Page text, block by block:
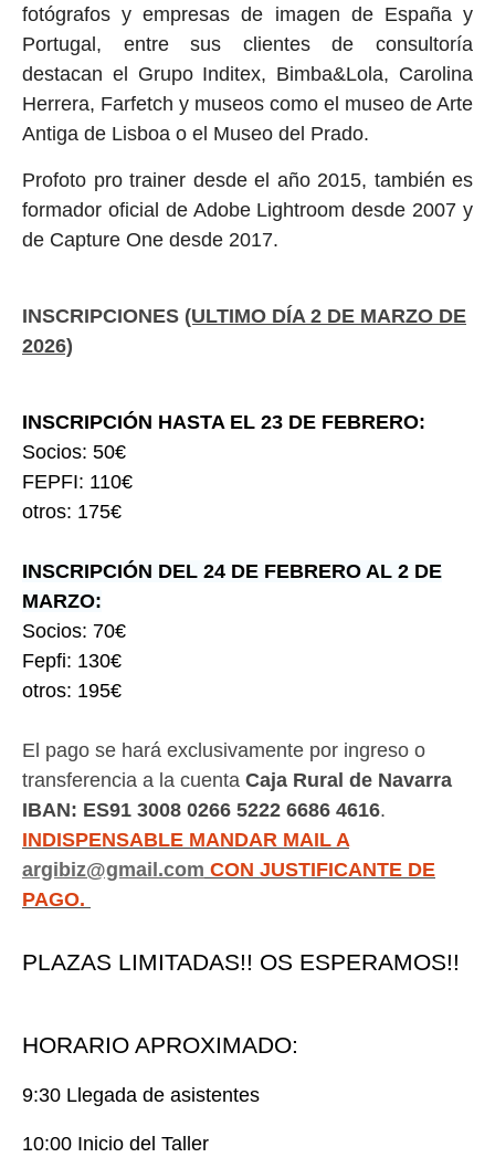
fotógrafos y empresas de imagen de España y
Portugal, entre sus clientes de consultoría
destacan el Grupo Inditex, Bimba&Lola, Carolina
Herrera, Farfetch y museos como el museo de Arte
Antiga de Lisboa o el Museo del Prado.
Profoto pro trainer desde el año 2015, también es
formador oficial de Adobe Lightroom desde 2007 y
de Capture One desde 2017.
INSCRIPCIONES (ULTIMO DÍA 2 DE MARZO DE
2026)
INSCRIPCIÓN HASTA EL 23 DE FEBRERO:
Socios: 50€
FEPFI: 110€
otros: 175€
INSCRIPCIÓN DEL 24 DE FEBRERO AL 2 DE
MARZO:
Socios: 70€
Fepfi: 130€
otros: 195€
El pago se hará exclusivamente por ingreso o
transferencia a la cuenta Caja Rural de Navarra
IBAN: ES91 3008 0266 5222 6686 4616.
INDISPENSABLE MANDAR MAIL A
argibiz@gmail.com CON JUSTIFICANTE DE
PAGO.
PLAZAS LIMITADAS!! OS ESPERAMOS!!
HORARIO APROXIMADO:
9:30 Llegada de asistentes
10:00 Inicio del Taller